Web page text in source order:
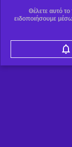
Θέλετε αυτό
ειδοποιήσουμε